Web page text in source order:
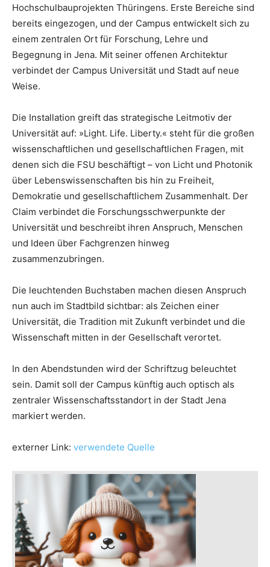
Hochschulbauprojekten Thüringens. Erste Bereiche sind
bereits eingezogen, und der Campus entwickelt sich zu
einem zentralen Ort für Forschung, Lehre und
Begegnung in Jena. Mit seiner offenen Architektur
verbindet der Campus Universität und Stadt auf neue
Weise.
Die Installation greift das strategische Leitmotiv der
Universität auf: »Light. Life. Liberty.« steht für die großen
wissenschaftlichen und gesellschaftlichen Fragen, mit
denen sich die FSU beschäftigt – von Licht und Photonik
über Lebenswissenschaften bis hin zu Freiheit,
Demokratie und gesellschaftlichem Zusammenhalt. Der
Claim verbindet die Forschungsschwerpunkte der
Universität und beschreibt ihren Anspruch, Menschen
und Ideen über Fachgrenzen hinweg
zusammenzubringen.
Die leuchtenden Buchstaben machen diesen Anspruch
nun auch im Stadtbild sichtbar: als Zeichen einer
Universität, die Tradition mit Zukunft verbindet und die
Wissenschaft mitten in der Gesellschaft verortet.
In den Abendstunden wird der Schriftzug beleuchtet
sein. Damit soll der Campus künftig auch optisch als
zentraler Wissenschaftsstandort in der Stadt Jena
markiert werden.
externer Link: verwendete Quelle